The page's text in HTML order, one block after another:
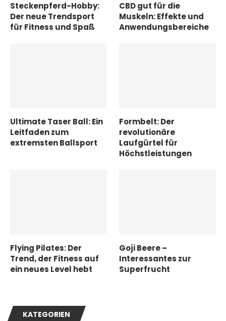
Steckenpferd-Hobby:
Der neue Trendsport
für Fitness und Spaß
CBD gut für die
Muskeln: Effekte und
Anwendungsbereiche
Ultimate Taser Ball: Ein
Leitfaden zum
extremsten Ballsport
Formbelt: Der
revolutionäre
Laufgürtel für
Höchstleistungen
Flying Pilates: Der
Trend, der Fitness auf
ein neues Level hebt
Goji Beere –
Interessantes zur
Superfrucht
KATEGORIEN